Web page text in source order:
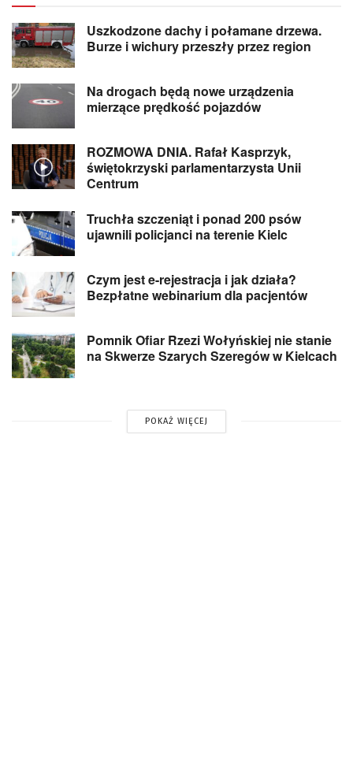
Uszkodzone dachy i połamane drzewa.
Burze i wichury przeszły przez region
Na drogach będą nowe urządzenia
mierzące prędkość pojazdów
ROZMOWA DNIA. Rafał Kasprzyk,
świętokrzyski parlamentarzysta Unii
Centrum
Truchła szczeniąt i ponad 200 psów
ujawnili policjanci na terenie Kielc
Czym jest e-rejestracja i jak działa?
Bezpłatne webinarium dla pacjentów
Pomnik Ofiar Rzezi Wołyńskiej nie stanie
na Skwerze Szarych Szeregów w Kielcach
POKAŻ WIĘCEJ